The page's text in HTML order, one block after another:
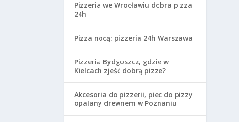
Pizzeria we Wrocławiu dobra pizza
24h
Pizza nocą: pizzeria 24h Warszawa
Pizzeria Bydgoszcz, gdzie w
Kielcach zjeść dobrą pizze?
Akcesoria do pizzerii, piec do pizzy
opalany drewnem w Poznaniu